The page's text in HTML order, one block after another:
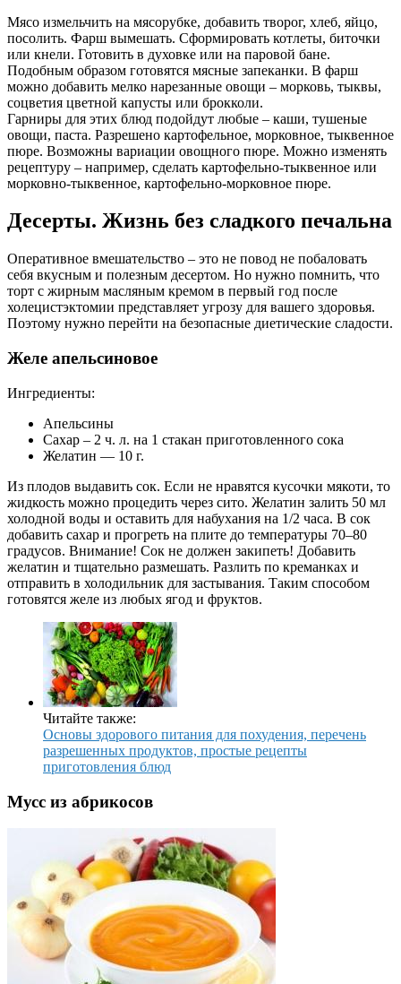
Мясо измельчить на мясорубке, добавить творог, хлеб, яйцо,
посолить. Фарш вымешать. Сформировать котлеты, биточки
или кнели. Готовить в духовке или на паровой бане.
Подобным образом готовятся мясные запеканки. В фарш
можно добавить мелко нарезанные овощи – морковь, тыквы,
соцветия цветной капусты или брокколи.
Гарниры для этих блюд подойдут любые – каши, тушеные
овощи, паста. Разрешено картофельное, морковное, тыквенное
пюре. Возможны вариации овощного пюре. Можно изменять
рецептуру – например, сделать картофельно-тыквенное или
морковно-тыквенное, картофельно-морковное пюре.
Десерты. Жизнь без сладкого печальна
Оперативное вмешательство – это не повод не побаловать
себя вкусным и полезным десертом. Но нужно помнить, что
торт с жирным масляным кремом в первый год после
холецистэктомии представляет угрозу для вашего здоровья.
Поэтому нужно перейти на безопасные диетические сладости.
Желе апельсиновое
Ингредиенты:
Апельсины
Сахар – 2 ч. л. на 1 стакан приготовленного сока
Желатин — 10 г.
Из плодов выдавить сок. Если не нравятся кусочки мякоти, то
жидкость можно процедить через сито. Желатин залить 50 мл
холодной воды и оставить для набухания на 1/2 часа. В сок
добавить сахар и прогреть на плите до температуры 70–80
градусов. Внимание! Сок не должен закипеть! Добавить
желатин и тщательно размешать. Разлить по креманках и
отправить в холодильник для застывания. Таким способом
готовятся желе из любых ягод и фруктов.
Читайте также:
Основы здорового питания для похудения, перечень
разрешенных продуктов, простые рецепты
приготовления блюд
Мусс из абрикосов